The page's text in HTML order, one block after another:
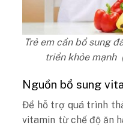
Trẻ em cần bổ sung
triển khỏe mạnh
Nguồn bổ sung
Để hỗ trợ quá trình
vitamin từ chế độ ăn